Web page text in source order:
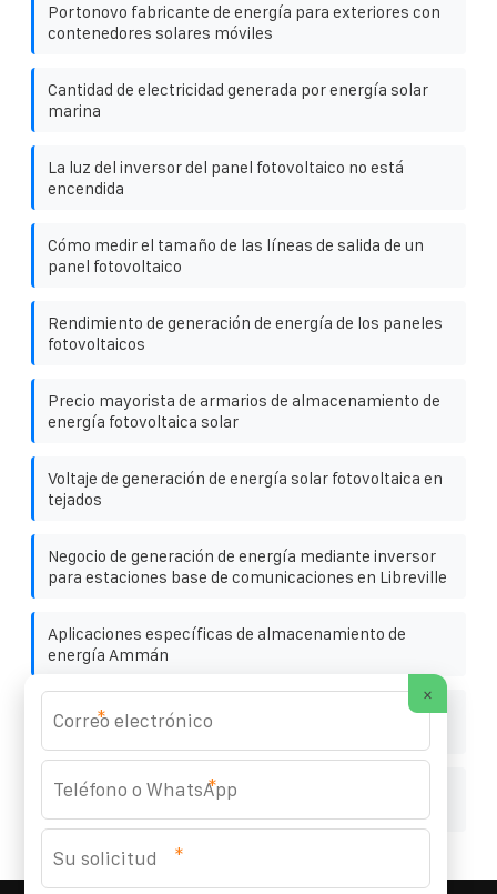
Portonovo fabricante de energía para exteriores con
contenedores solares móviles
Cantidad de electricidad generada por energía solar
marina
La luz del inversor del panel fotovoltaico no está
encendida
Cómo medir el tamaño de las líneas de salida de un
panel fotovoltaico
Rendimiento de generación de energía de los paneles
fotovoltaicos
Precio mayorista de armarios de almacenamiento de
energía fotovoltaica solar
Voltaje de generación de energía solar fotovoltaica en
tejados
Negocio de generación de energía mediante inversor
para estaciones base de comunicaciones en Libreville
Aplicaciones específicas de almacenamiento de
energía Ammán
Nueva instalación de paneles solares energéticos en
Portugal
Gabinete combinador para estación de
×
*
*
*